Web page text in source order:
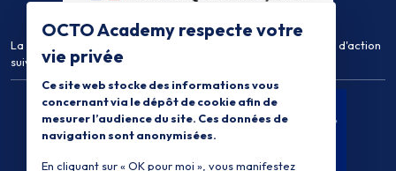
La certification qualité a été délivrée au titre de la catégorie d'action
suivante :Actions de Formation
OCTO Academy respecte votre
vie privée
Ce site web stocke des informations vous
concernant via le dépôt de cookie afin de
mesurer l’audience du site. Ces données de
navigation sont anonymisées.
En cliquant sur « OK pour moi », vous manifestez